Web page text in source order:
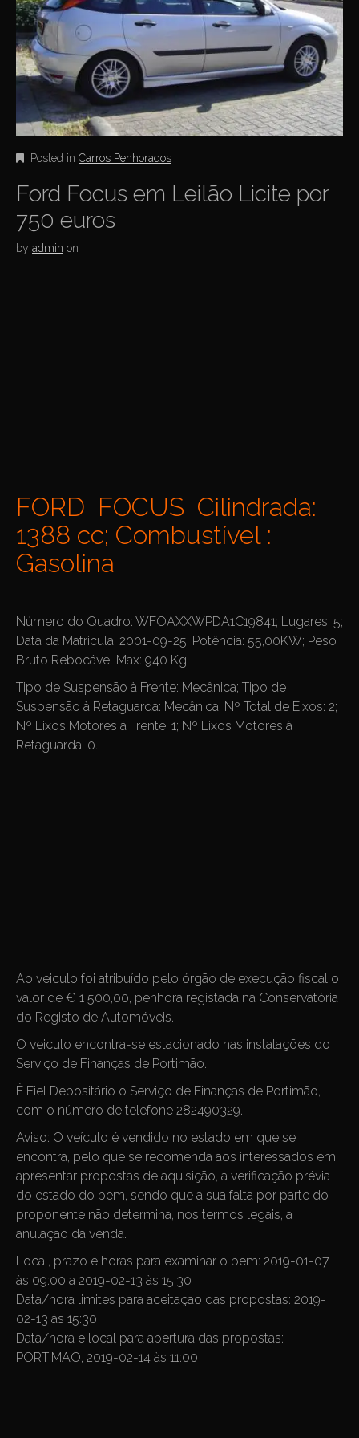
Posted in Carros Penhorados
Ford Focus em Leilão Licite por
750 euros
by admin on
FORD FOCUS Cilindrada:
1388 cc; Combustível :
Gasolina
Número do Quadro: WFOAXXWPDA1C19841; Lugares: 5;
Data da Matricula: 2001-09-25; Potência: 55,00KW; Peso
Bruto Rebocável Max: 940 Kg;
Tipo de Suspensão à Frente: Mecânica; Tipo de
Suspensão à Retaguarda: Mecânica; Nº Total de Eixos: 2;
Nº Eixos Motores à Frente: 1; Nº Eixos Motores à
Retaguarda: 0.
Ao veiculo foi atribuído pelo órgão de execução fiscal o
valor de € 1 500,00, penhora registada na Conservatória
do Registo de Automóveis.
O veiculo encontra-se estacionado nas instalações do
Serviço de Finanças de Portimão.
È Fiel Depositário o Serviço de Finanças de Portimão,
com o número de telefone 282490329.
Aviso: O veículo é vendido no estado em que se
encontra, pelo que se recomenda aos interessados em
apresentar propostas de aquisição, a verificação prévia
do estado do bem, sendo que a sua falta por parte do
proponente não determina, nos termos legais, a
anulação da venda.
Local, prazo e horas para examinar o bem: 2019-01-07
às 09:00 a 2019-02-13 às 15:30
Data/hora limites para aceitaçao das propostas: 2019-
02-13 às 15:30
Data/hora e local para abertura das propostas:
PORTIMAO, 2019-02-14 às 11:00